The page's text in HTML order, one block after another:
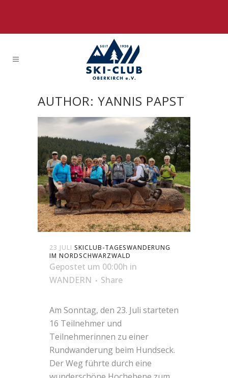
AUTHOR: YANNIS PAPST
23 JULI SKICLUB-TAGESWANDERUNG
IM NORDSCHWARZWALD
Gepostet um 00:00h in
WANDERN
Share
Am Sonntag, den 23. Juli starteten
16 Teilnehmer und
Teilnehmerinnen zu einer
Rundwanderung beim Hundseck.
Der Weg führte durch eine